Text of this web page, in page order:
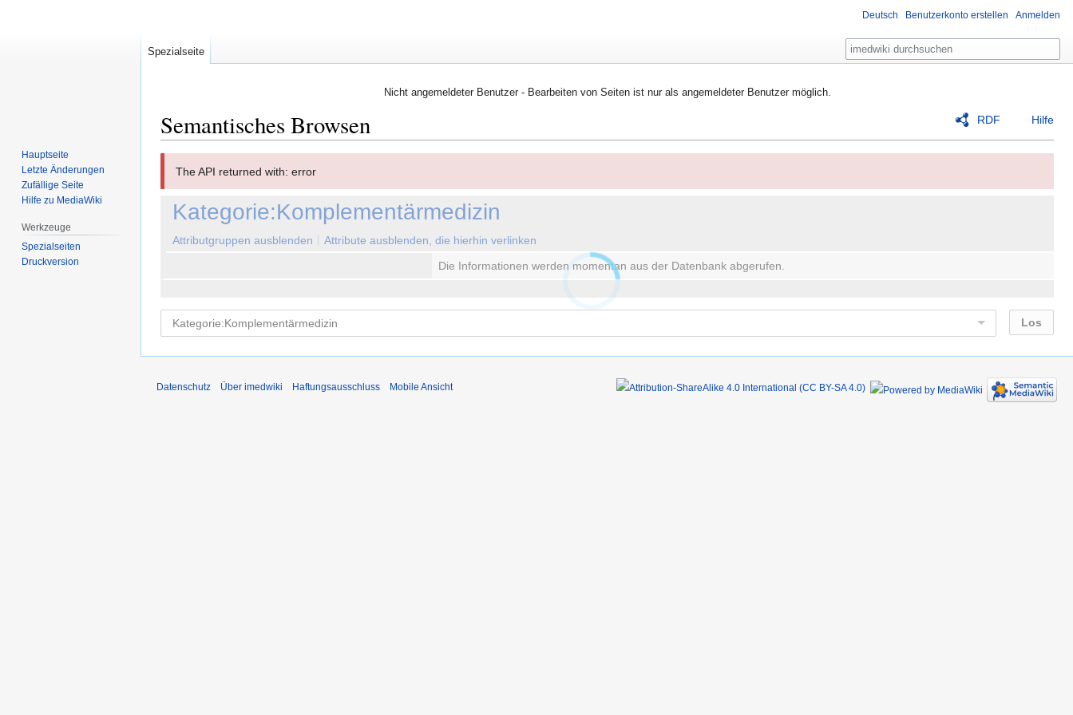
Nicht angemeldeter Benutzer - Bearbeiten von Seiten ist nur als angemeldeter Benutzer möglich.
RDF Hilfe
Semantisches Browsen
Navigation
Suche
The API returned with: error
Kategorie:Komplementärmedizin
Attributgruppen ausblenden
Attribute ausblenden, die hierhin verlinken
Die Informationen werden momentan aus der Datenbank abgerufen.
Deutsch Benutzerkonto erstellen Anmelden
Spezialseite
Suche
Hauptseite
Letzte Änderungen
Zufällige Seite
Hilfe zu MediaWiki
Werkzeuge
Spezialseiten
Druckversion
Datenschutz Über imedwiki Haftungsausschluss Mobile Ansicht